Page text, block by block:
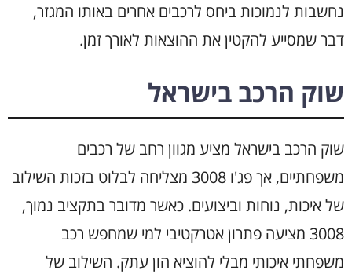
נחשבות לנמוכות ביחס לרכבים אחרים באותו המגזר,
דבר שמסייע להקטין את ההוצאות לאורך זמן.
שוק הרכב בישראל
שוק הרכב בישראל מציע מגוון רחב של רכבים
משפחתיים, אך פג'ו 3008 מצליחה לבלוט בזכות השילוב
של איכות, נוחות וביצועים. כאשר מדובר בתקציב נמוך,
3008 מציעה פתרון אטרקטיבי למי שמחפש רכב
משפחתי איכותי מבלי להוציא הון עתק. השילוב של